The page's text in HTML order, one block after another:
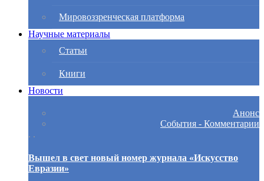
Мировоззренческая платформа
Научные материалы
Статьи
Книги
Новости
Анонс
События - Комментарии
. .
Вышел в свет новый номер журнала «Искусство
Евразии»